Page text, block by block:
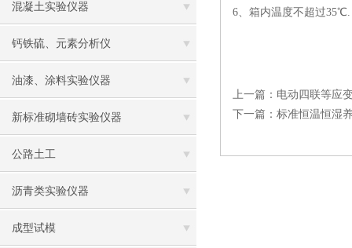
混凝土实验仪器
钙铁硫、元素分析仪
油漆、涂料实验仪器
新标准砌墙砖实验仪器
公路土工
沥青类实验仪器
成型试模
6、箱内温度不超过35℃.
上一篇： 电动四联等应
下一篇： 标准恒温恒湿